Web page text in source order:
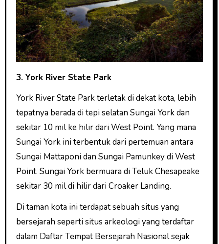
3. York River State Park
York River State Park terletak di dekat kota, lebih
tepatnya berada di tepi selatan Sungai York dan
sekitar 10 mil ke hilir dari West Point. Yang mana
Sungai York ini terbentuk dari pertemuan antara
Sungai Mattaponi dan Sungai Pamunkey di West
Point. Sungai York bermuara di Teluk Chesapeake
sekitar 30 mil di hilir dari Croaker Landing.
Di taman kota ini terdapat sebuah situs yang
bersejarah seperti situs arkeologi yang terdaftar
dalam Daftar Tempat Bersejarah Nasional sejak